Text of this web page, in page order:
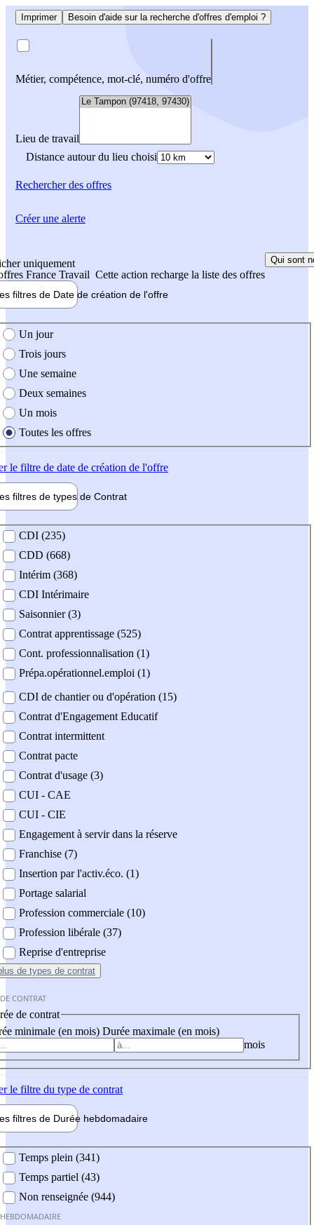
Imprimer Besoin d'aide sur la recherche d'offres d'emploi ?
Métier, compétence, mot-clé, numéro d'offre
Lieu de travail
Distance autour du lieu choisi
Rechercherdes offres
uniquement
France Travail Cette action recharge la liste des offres
Qui sont
filtres de Date de création de l'offre
création de l'offre
Un jour
Trois jours
Une semaine
Deux semaines
Un mois
Toutes les offres
le filtre de date de création de l'offre
filtres de types de Contrat
contrat
CDI (235)
CDD (668)
Intérim (368)
CDI Intérimaire
Saisonnier (3)
Contrat apprentissage (525)
Cont. professionnalisation (1)
Prépa.opérationnel.emploi (1)
CDI de chantier ou d'opération (15)
Contrat d'Engagement Educatif
Contrat intermittent
Contrat pacte
Contrat d'usage (3)
CUI - CAE
CUI - CIE
Engagement à servir dans la réserve
Franchise (7)
Insertion par l'activ.éco. (1)
Portage salarial
Profession commerciale (10)
Profession libérale (37)
Reprise d'entreprise
de types de contrat
CONTRAT
de contrat
minimale (en mois) Durée maximale (en mois)
mois
le filtre du type de contrat
filtres de Durée hebdomadaire
Temps plein (341)
Temps partiel (43)
Non renseignée (944)
Créer une alerte